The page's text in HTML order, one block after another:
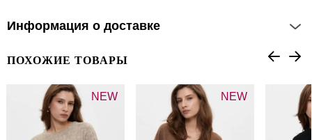
Информация о доставке
ПОХОЖИЕ ТОВАРЫ
NEW NEW